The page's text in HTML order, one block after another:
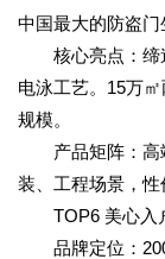
中国最大的防盗
核心亮点：缔造
电泳工艺。15万
规模。
产品矩阵：高端
装、工程场景，性
TOP6 美心入
品牌定位：